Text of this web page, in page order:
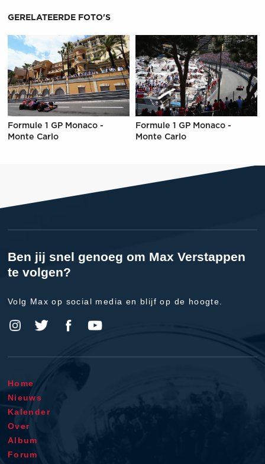
GERELATEERDE FOTO'S
Formule 1 GP Monaco -
Monte Carlo
Formule 1 GP Monaco -
Monte Carlo
Ben jij snel genoeg om Max Verstappen
te volgen?
Volg Max op social media en blijf op de hoogte.
Home
Nieuws
Kalender
Over
Album
Forum